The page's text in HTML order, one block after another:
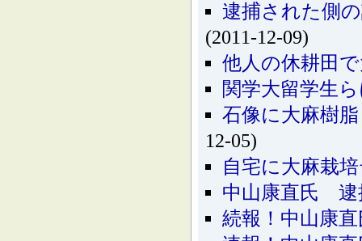
逮捕された側
(2011-12-09)
他人の休耕田
関学大留学生
石像に大麻樹
12-05)
自宅に大麻栽
中山康直氏
続報！中山